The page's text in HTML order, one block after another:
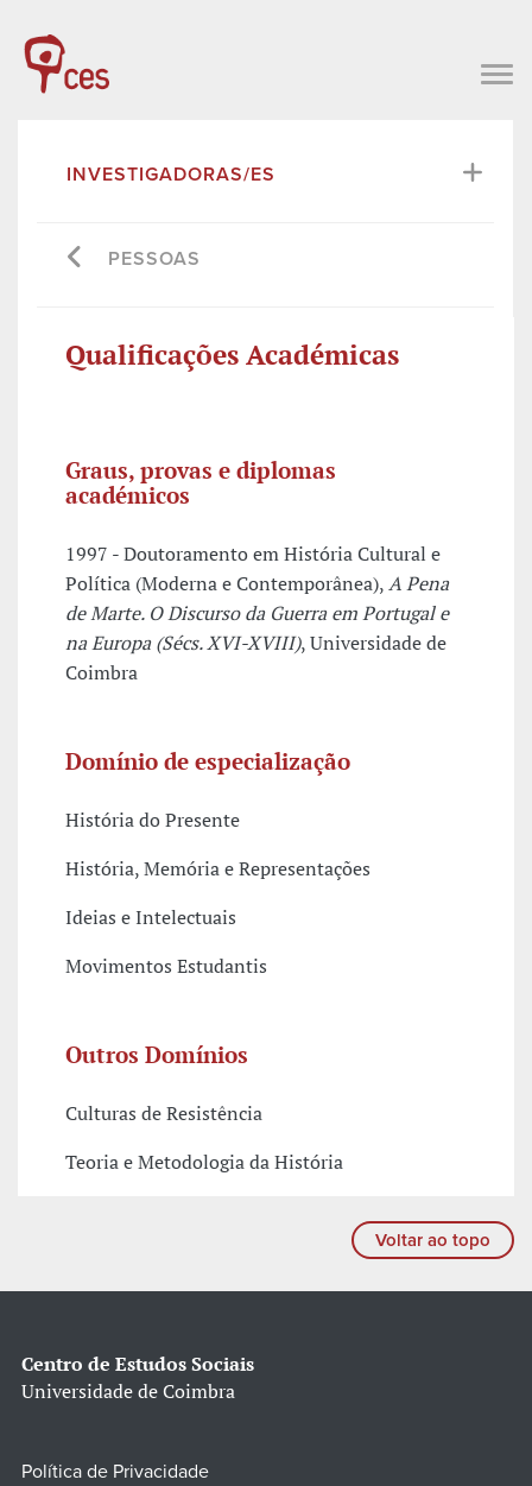
INVESTIGADORAS/ES
PESSOAS
Qualificações Académicas
Graus, provas e diplomas
académicos
1997 - Doutoramento em História Cultural e
Política (Moderna e Contemporânea),A Pena
de Marte. O Discurso da Guerra em Portugal e
na Europa (Sécs. XVI-XVIII), Universidade de
Coimbra
Domínio de especialização
História do Presente
História, Memória e Representações
Ideias e Intelectuais
Movimentos Estudantis
Outros Domínios
Culturas de Resistência
Teoria e Metodologia da História
Voltar ao topo
Centro de Estudos Sociais
Universidade de Coimbra
Política de Privacidade